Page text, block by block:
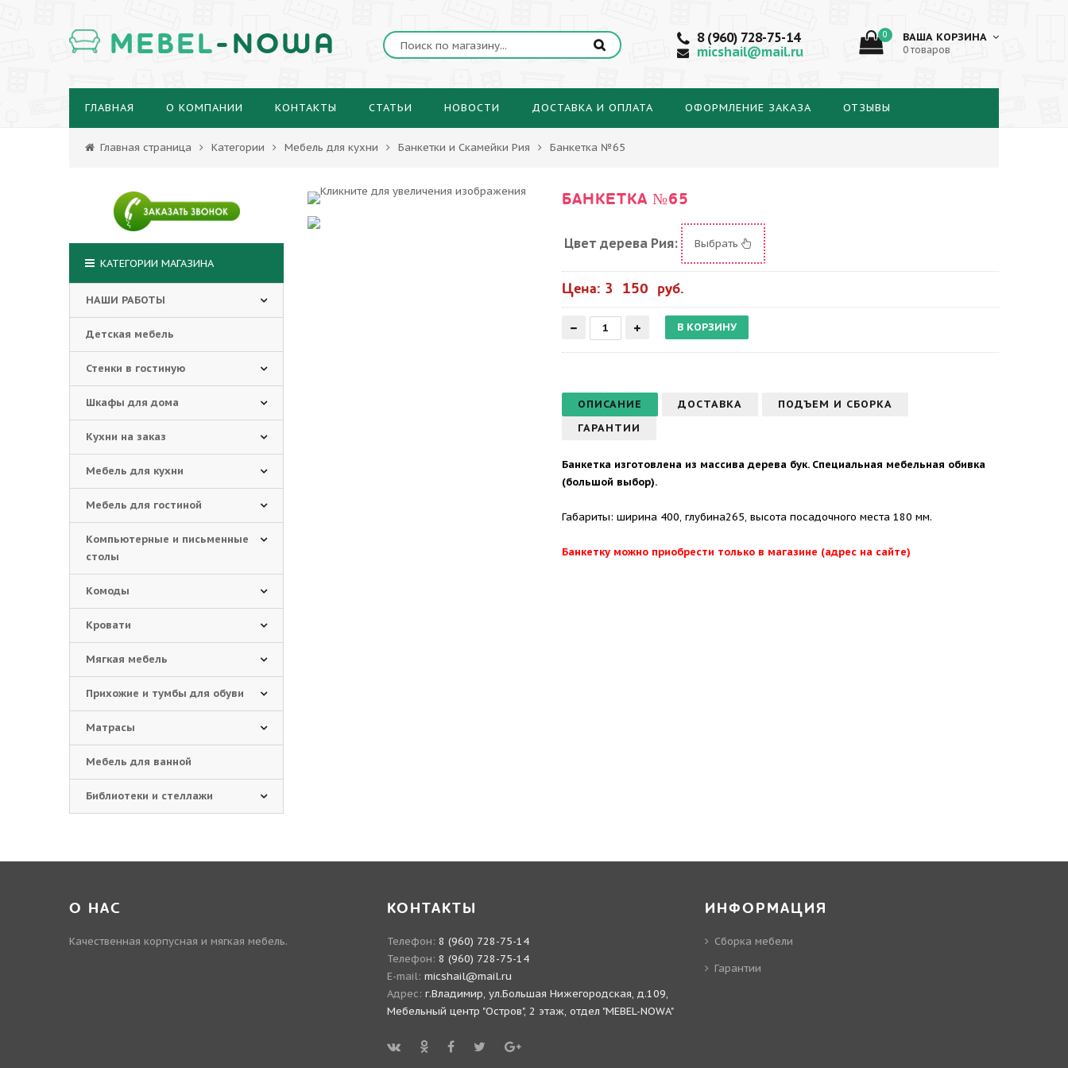
MEBEL-NOWA
8 (960) 728-75-14
micshail@mail.ru
0 ВАША КОРЗИНА
0 товаров
ГЛАВНАЯ О КОМПАНИИ КОНТАКТЫ СТАТЬИ НОВОСТИ ДОСТАВКА И ОПЛАТА ОФОРМЛЕНИЕ ЗАКАЗА ОТЗЫВЫ
Главная страница Категории Мебель для кухни Банкетки и Скамейки Рия Банкетка №65
БАНКЕТКА №65
Цвет дерева Рия: Выбрать
Цена: 3 150 руб.
ОПИСАНИЕ ДОСТАВКА
ПОДЪЕМ И СБОРКА
ГАРАНТИИ
Банкетка изготовлена из массива дерева бук. Специальная мебельная обивка
(большой выбор).
Габариты: ширина 400, глубина265, высота посадочного места 180 мм.
Банкетку можно приобрести только в магазине (адрес на сайте)
КАТЕГОРИИ МАГАЗИНА
НАШИ РАБОТЫ
Детская мебель
Стенки в гостиную
Шкафы для дома
Кухни на заказ
Мебель для кухни
Мебель для гостиной
Компьютерные и письменные
столы
Комоды
Кровати
Мягкая мебель
Прихожие и тумбы для обуви
Матрасы
Мебель для ванной
Библиотеки и стеллажи
О НАС
Качественная корпусная и мягкая мебель.
КОНТАКТЫ
Телефон: 8 (960) 728-75-14
Телефон: 8 (960) 728-75-14
E-mail: micshail@mail.ru
Адрес: г.Владимир, ул.Большая Нижегородская, д.109,
Мебельный центр "Остров", 2 этаж, отдел "MEBEL-NOWA"
ИНФОРМАЦИЯ
Сборка мебели
Гарантии